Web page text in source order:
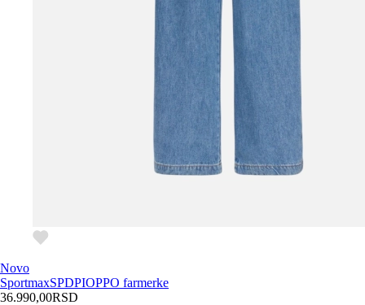
Novo
SportmaxSPDPIOPPO farmerke
36.990,00RSD